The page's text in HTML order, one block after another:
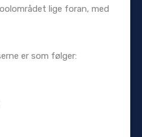
lige foran, med
er som følger: